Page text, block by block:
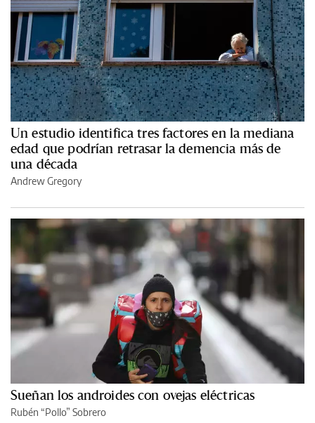
Un estudio identifica tres factores en la mediana
edad que podrían retrasar la demencia más de
una década
Andrew Gregory
Sueñan los androides con ovejas eléctricas
Rubén “Pollo” Sobrero